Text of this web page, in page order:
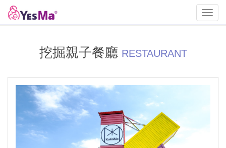
挖掘親子餐廳 RESTAURANT